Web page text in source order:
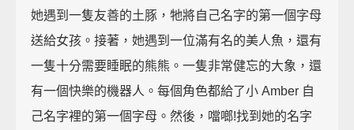
她遇到一隻友善的土豚，牠將自己名字的第一個字母
送給女孩。接著，她遇到一位滿有名的美人魚，還有
一隻十分需要睡眠的熊熊。一隻非常健忘的大象，還
有一個快樂的機器人。每個角色都給了小 Amber 自
己名字裡的第一個字母。然後，噹啷!找到她的名字